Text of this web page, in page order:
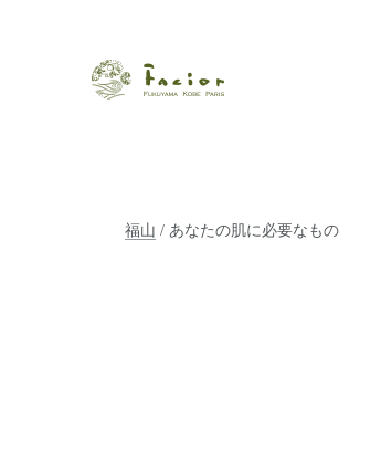
【福山・神戸・
瀬戸内から世界に展開するエステサロン「
ポジティブライフを応援します。オーガニ
福山 / あなたの肌に必要なもの